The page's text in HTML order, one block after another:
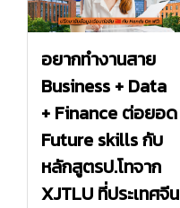
อยากทำงานสาย
Business + Data
+ Finance ต่อยอด
Future skills กับ
หลักสูตรป.โทจาก
XJTLU ที่ประเทศจีน